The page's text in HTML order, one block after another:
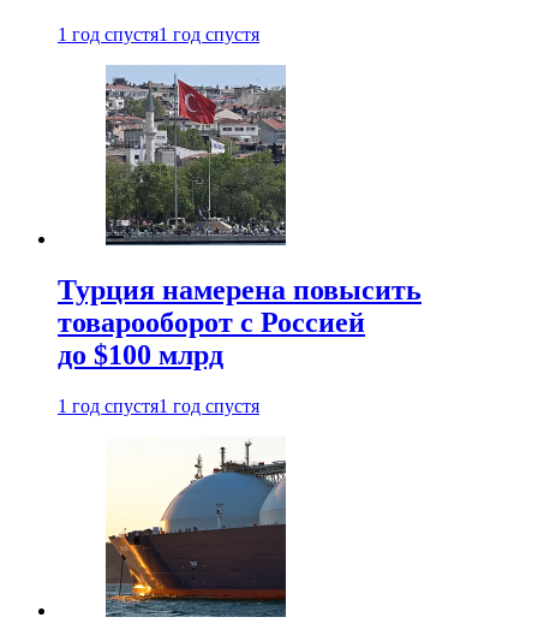
1 год спустя1 год спустя
Турция намерена повысить
товарооборот с Россией
до $100 млрд
1 год спустя1 год спустя